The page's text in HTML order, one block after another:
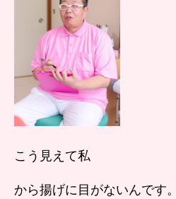
こう見えて私
から揚げに目がないんです。